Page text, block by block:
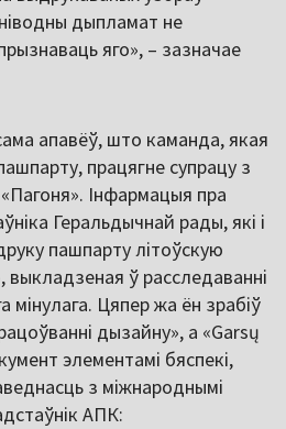
дыпламат не
яго», – зазначае
апавёў, што каманда, якая
працягне супрацу з
Інфармацыя пра
Геральдычнай рады, які і
пашпарту літоўскую
выкладзеная ў расследаванні
мінулага. Цяпер жа ён зрабіў
дызайну», а «Garsų
элементамі бяспекі,
з міжнароднымі
АПК: